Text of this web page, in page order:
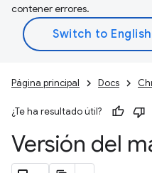
contener errores.
Página principal Docs
¿Te ha resultado útil?
Versión del